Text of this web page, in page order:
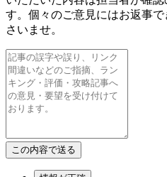
す。個々のご意見にはお返事
さいませ。